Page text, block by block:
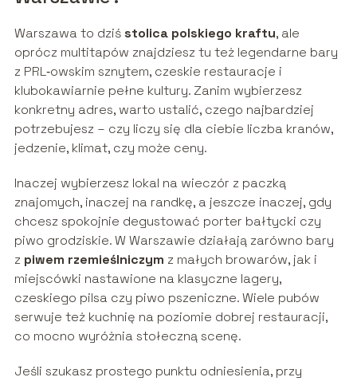
Warszawa to dziś stolica polskiego kraftu, ale
oprócz multitapów znajdziesz tu też legendarne bary
z PRL‑owskim sznytem, czeskie restauracje i
klubokawiarnie pełne kultury. Zanim wybierzesz
konkretny adres, warto ustalić, czego najbardziej
potrzebujesz – czy liczy się dla ciebie liczba kranów,
jedzenie, klimat, czy może ceny.
Inaczej wybierzesz lokal na wieczór z paczką
znajomych, inaczej na randkę, a jeszcze inaczej, gdy
chcesz spokojnie degustować porter bałtycki czy
piwo grodziskie. W Warszawie działają zarówno bary
z piwem rzemieślniczym z małych browarów, jak i
miejscówki nastawione na klasyczne lagery,
czeskiego pilsa czy piwo pszeniczne. Wiele pubów
serwuje też kuchnię na poziomie dobrej restauracji,
co mocno wyróżnia stołeczną scenę.
Jeśli szukasz prostego punktu odniesienia, przy